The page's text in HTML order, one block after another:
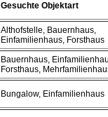
Gesuchte Objektart
Althofstelle, Bauernhaus,
Einfamilienhaus, Forsthaus
Bauernhaus,
Forsthaus,
Bungalow, Einfamilienhaus